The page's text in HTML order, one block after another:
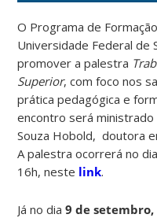
O Programa de
Universidade Federal de
promover a palestra
Superior, com foco nos
prática pedagógica e
encontro será
Souza Hobold, doutora
A palestra ocorrerá no
16h, neste link.
Já no dia9 de setembro,